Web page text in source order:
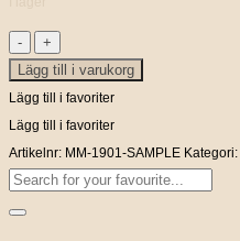
Acorn
Forest
Night
-
Tapetprov
mängd
Lägg till i varukorg
Lägg till i favoriter
Lägg till i favoriter
Artikelnr: MM-1901-SAMPLE Kategori:
Sök
efter: